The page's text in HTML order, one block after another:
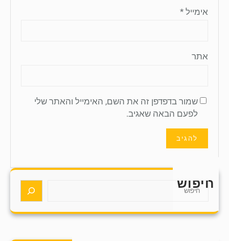
אימייל *
אתר
שמור בדפדפן זה את השם, האימייל והאתר שלי
לפעם הבאה שאגיב.
חיפוש
S
a